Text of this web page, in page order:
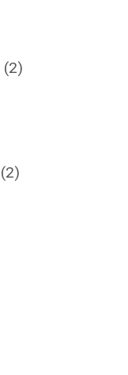
(2)
(2)